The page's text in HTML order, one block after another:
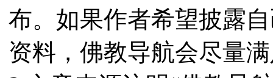
布。如果作者希望披露
资料，佛教导航会尽量